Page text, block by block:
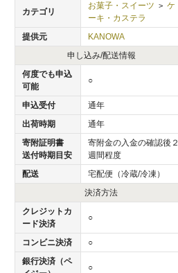
カテゴリ
お菓子・スイーツ > ケ
ーキ・カステラ
提供元
KANOWA
申し込み/配送情報
何度でも申込
可能
○
申込受付
通年
出荷時期
通年
寄附証明書
送付時期目安
寄附金の入金の確認後２
週間程度
配送
宅配便（冷蔵/冷凍）
決済方法
クレジットカ
ード決済
○
コンビニ決済
○
銀行決済（ペ
○